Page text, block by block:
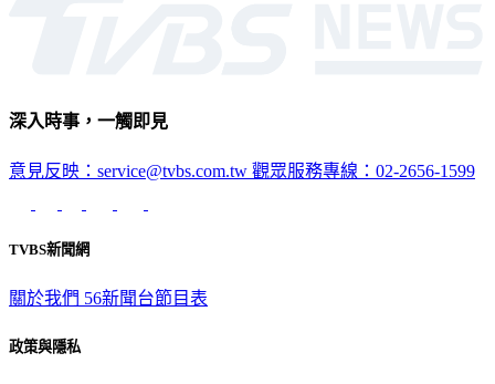
深入時事，一觸即見
意見反映：service@tvbs.com.tw 觀眾服務專線：02-2656-1599
TVBS新聞網
關於我們 56新聞台節目表
政策與隱私